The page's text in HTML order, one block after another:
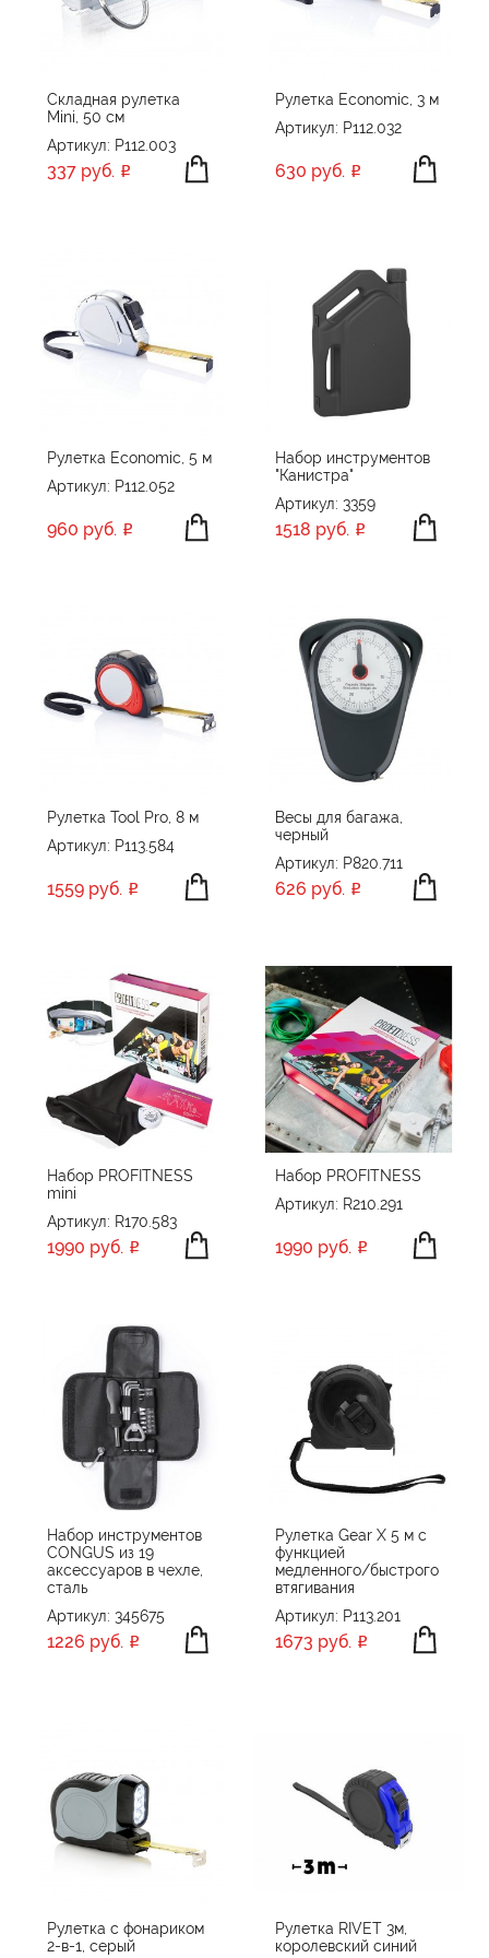
ПРОИЗВОДИТЕЛЬ
Happy gifts
HIPER
Kikkerland
STINGER
TOPS
XD Design
Без бренда
ПРИМЕНИТЬ СБРОСИТЬ
Складная рулетка
Mini, 50 см
Артикул: P112.003
337 руб.
Рулетка Economic, 3 м
Артикул: P112.032
630 руб.
Рулетка Economic, 5 м
Артикул: P112.052
960 руб.
Набор инструментов
"Канистра"
Артикул: 3359
1518 руб.
Рулетка Tool Pro, 8 м
Артикул: P113.584
1559 руб.
Весы для багажа,
черный
Артикул: P820.711
626 руб.
Набор PROFITNESS
mini
Артикул: R170.583
1990 руб.
Набор PROFITNESS
Артикул: R210.291
1990 руб.
Набор инструментов
CONGUS из 19
аксессуаров в чехле,
сталь
Артикул: 345675
1226 руб.
Рулетка Gear X 5 м с
функцией
медленного/быстрого
втягивания
Артикул: P113.201
1673 руб.
Рулетка с фонариком
2-в-1, серый
Рулетка RIVET 3м,
королевский синий